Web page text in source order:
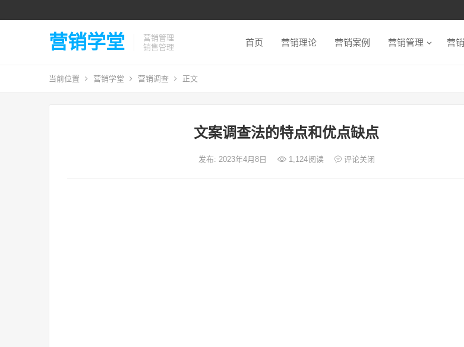
营销学堂
营销管理
销售管理
首页 营销理论 营销案例 营销管理 营
当前位置 营销学堂 营销调查 正文
文案调查法的特点和优点缺点
发布: 2023年4月8日 1,124阅读 评论关闭